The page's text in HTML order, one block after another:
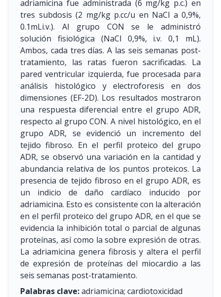
adriamicina fue administrada (6 mg/kg p.c.) en
tres subdosis (2 mg/kg p.cc/u en NaCl a 0,9%,
0.1mLi.v.). Al grupo CON se le administró
solución fisiológica (NaCl 0,9%, i.v. 0,1 mL).
Ambos, cada tres días. A las seis semanas post-
tratamiento, las ratas fueron sacrificadas. La
pared ventricular izquierda, fue procesada para
análisis histológico y electroforesis en dos
dimensiones (EF-2D). Los resultados mostraron
una respuesta diferencial entre el grupo ADR,
respecto al grupo CON. A nivel histológico, en el
grupo ADR, se evidenció un incremento del
tejido fibroso. En el perfil proteico del grupo
ADR, se observó una variación en la cantidad y
abundancia relativa de los puntos proteicos. La
presencia de tejido fibroso en el grupo ADR, es
un indicio de daño cardíaco inducido por
adriamicina. Esto es consistente con la alteración
en el perfil proteico del grupo ADR, en el que se
evidencia la inhibición total o parcial de algunas
proteínas, así como la sobre expresión de otras.
La adriamicina genera fibrosis y altera el perfil
de expresión de proteínas del miocardio a las
seis semanas post-tratamiento.
Palabras clave:adriamicina; cardiotoxicidad